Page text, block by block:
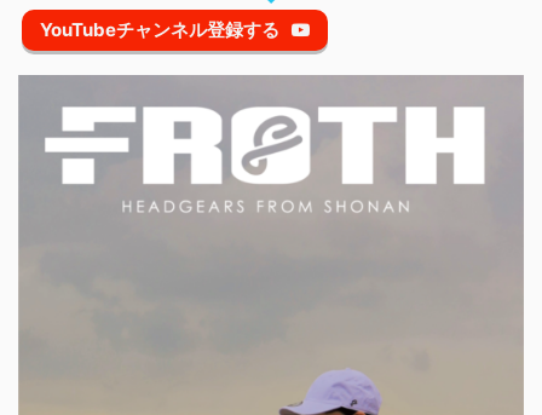
YouTubeチャンネル登録する